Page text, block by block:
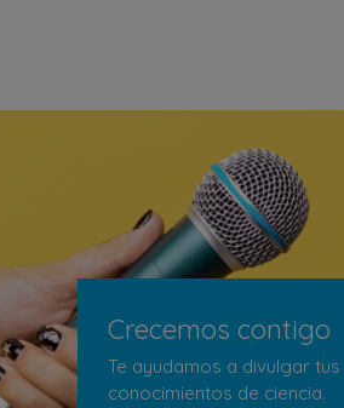
Crecemos contigo
Te ayudamos a divulgar tus
conocimientos de ciencia.